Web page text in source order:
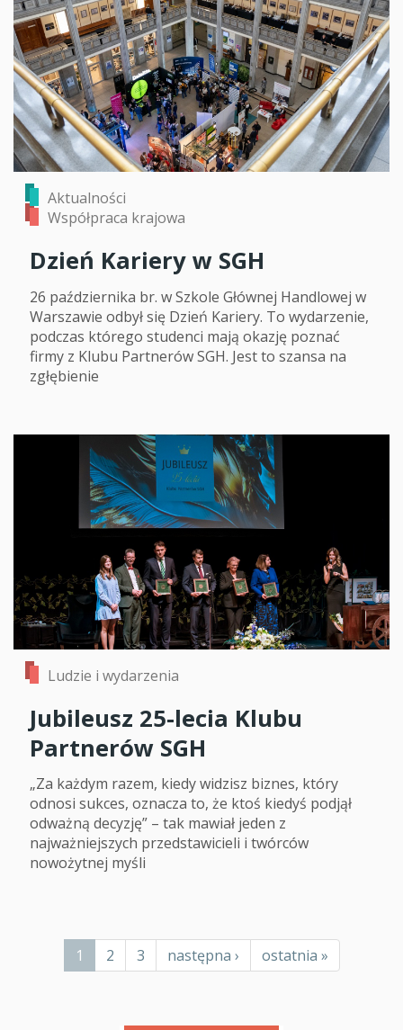
Aktualności
Współpraca krajowa
Dzień Kariery w SGH
26 października br. w Szkole Głównej Handlowej w
Warszawie odbył się Dzień Kariery. To wydarzenie,
podczas którego studenci mają okazję poznać
firmy z Klubu Partnerów SGH. Jest to szansa na
zgłębienie
Ludzie i wydarzenia
Jubileusz 25-lecia Klubu
Partnerów SGH
„Za każdym razem, kiedy widzisz biznes, który
odnosi sukces, oznacza to, że ktoś kiedyś podjął
odważną decyzję” – tak mawiał jeden z
najważniejszych przedstawicieli i twórców
nowożytnej myśli
Stronicowanie
Bieżąca
strona
1 Page
2 Page
3
Następna
strona
następna ›
Ostatnia
strona
ostatnia »